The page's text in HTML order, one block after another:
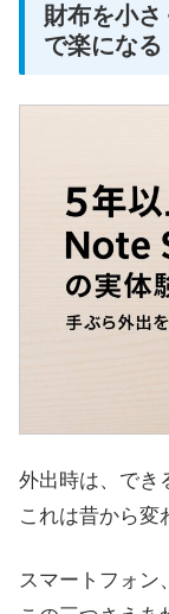
財布を小さ
で楽になる
外出時は、でき
これは昔から変
スマートフォン